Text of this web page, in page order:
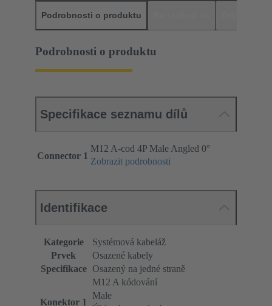
Podrobnosti o produktu
Podrobnosti o produktu
Specifikace seznamu dílů
Connector 1
M12 A-cod 4P Male Angled 0°
Zobrazit podrobnosti
Identifikace
Kategorie
Systémová kabeláž
Prvek
Osazené kabely
Specifikace
Osazený na jedné straně
Konektor 1
M12 A kódování
Male